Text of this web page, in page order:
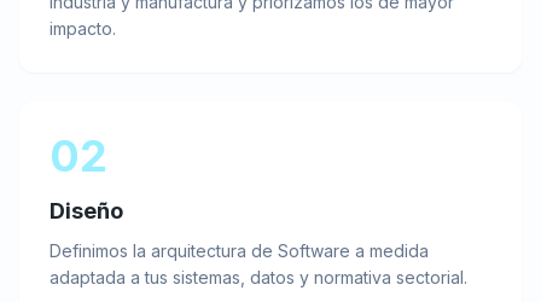
impacto.
02
Diseño
Definimos la arquitectura de Software a medida
adaptada a tus sistemas, datos y normativa sectorial.